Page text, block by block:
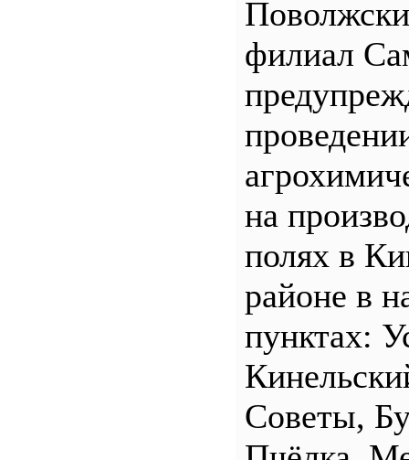
филиал
на
полях в
районе в
пунктах:
Советы,